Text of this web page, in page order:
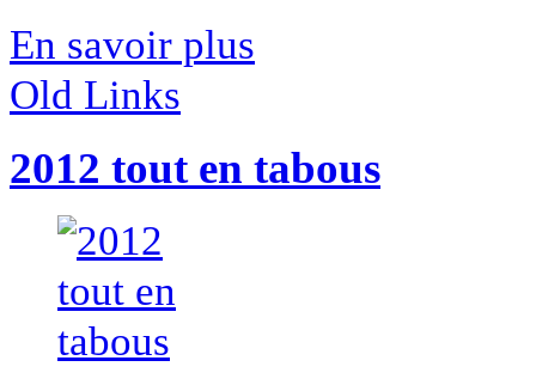
En savoir plus
Old Links
2012 tout en tabous